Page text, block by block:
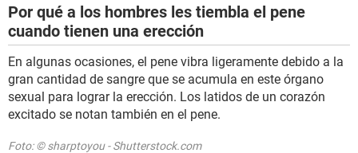
Por qué a los hombres les tiembla el pene
cuando tienen una erección
En algunas ocasiones, el pene vibra ligeramente debido a la
gran cantidad de sangre que se acumula en este órgano
sexual para lograr la erección. Los latidos de un corazón
excitado se notan también en el pene.
Foto: © sharptoyou - Shutterstock.com